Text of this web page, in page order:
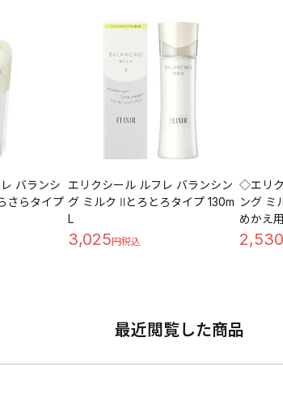
バランシ
さらタイプ
エリクシール ルフレ バランシン
グ ミルク Ⅱとろとろタイプ 130m
L
3,025
◇エリ
ング ミ
めかえ
最近閲覧した商品